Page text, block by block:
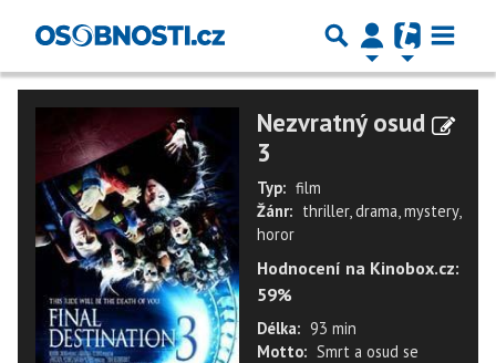
Nezvratný osud
3
Typ: film
Žánr: thriller, drama, mystery,
horor
Hodnocení na Kinobox.cz:
59%
Délka: 93 min
Motto: Smrt a osud se